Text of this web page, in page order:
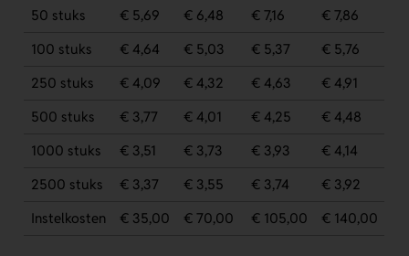
50 stuks € 5,69 € 6,48 € 7,16
€ 7,86
100 stuks
€ 4,64 € 5,03 € 5,37
€ 5,76
250 stuks
€ 4,09 € 4,32 € 4,63
€ 4,91
500 stuks
€ 3,77 € 4,01 € 4,25
€ 4,48
1000 stuks
€ 3,51 € 3,73 € 3,93
€ 4,14
2500 stuks
€ 3,37 € 3,55 € 3,74
€ 3,92
Instelkosten
€ 35,00 € 70,00 € 105,00 € 140,00